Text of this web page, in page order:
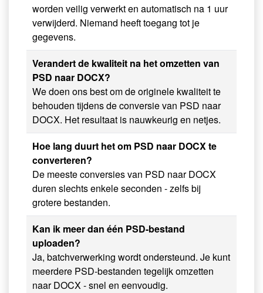
worden veilig verwerkt en automatisch na 1 uur
verwijderd. Niemand heeft toegang tot je
gegevens.
Verandert de kwaliteit na het omzetten van
PSD naar DOCX?
We doen ons best om de originele kwaliteit te
behouden tijdens de conversie van PSD naar
DOCX. Het resultaat is nauwkeurig en netjes.
Hoe lang duurt het om PSD naar DOCX te
converteren?
De meeste conversies van PSD naar DOCX
duren slechts enkele seconden - zelfs bij
grotere bestanden.
Kan ik meer dan één PSD-bestand
uploaden?
Ja, batchverwerking wordt ondersteund. Je kunt
meerdere PSD-bestanden tegelijk omzetten
naar DOCX - snel en eenvoudig.